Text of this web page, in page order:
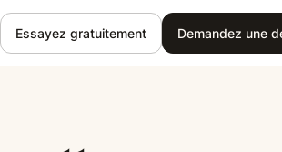
Essayez gratuitement Demandez une